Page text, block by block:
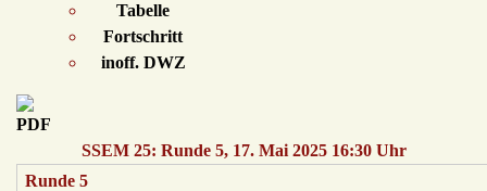
Tabelle
Fortschritt
inoff. DWZ
SSEM 25: Runde 5, 17. Mai 2025 16:30 Uhr
Runde 5